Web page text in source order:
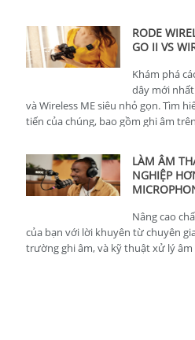
RODE
GO II VS
Khám phá
dây mới nhất
và Wireless ME siêu nhỏ gọn. Tìm
tiến của chúng, bao gồm ghi âm
LÀM ÂM
NGHIỆP
Nâng cao
của bạn với lời khuyên từ chuyên
trường ghi âm, và kỹ thuật xử lý